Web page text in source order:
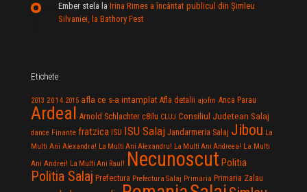
Ember stela la Irina Rimes a încântat publicul din Şimleu
Silvaniei, la Bathory Fest
Etichete
2013 2014 2015 afla ce s-a intamplat Afla detalii ajofm Anca Parau
Ardeal Arnold Schlachter c8ilu CLUJ Consiliul Judetean Salaj
dance Finante fratzica ISU ISU Salaj Jandarmeria Salaj Jibou La
Multi Ani Alexandra! La Multi Ani Alexandru! La Multi Ani Andreea! La Multi
Ani Andrei! La Multi Ani Raul! Necunoscut Politia
Politia Salaj Prefectura Prefectura Salaj Primaria Primaria Zalau